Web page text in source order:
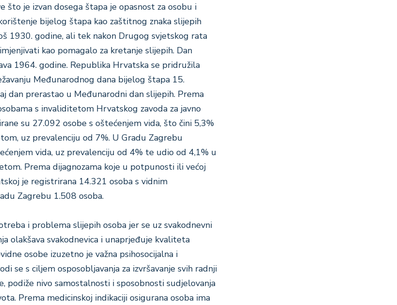
što je izvan dosega štapa je opasnost za osobu i
bijelog štapa kao zaštitnog znaka slijepih
1930. godine, ali tek nakon Drugog svjetskog rata
kao pomagalo za kretanje slijepih. Dan
1964. godine. Republika Hrvatska se pridružila
Međunarodnog dana bijelog štapa 15.
dan prerastao u Međunarodni dan slijepih. Prema
s invaliditetom Hrvatskog zavoda za javno
su 27.092 osobe s oštećenjem vida, što čini 5,3%
uz prevalenciju od 7%. U Gradu Zagrebu
vida, uz prevalenciju od 4% te udio od 4,1% u
Prema dijagnozama koje u potpunosti ili većoj
je registrirana 14.321 osoba s vidnim
Zagrebu 1.508 osoba.
i problema slijepih osoba jer se uz svakodnevni
olakšava svakodnevica i unaprjeđuje kvaliteta
osobe izuzetno je važna psihosocijalna i
se s ciljem osposobljavanja za izvršavanje svih radnji
podiže nivo samostalnosti i sposobnosti sudjelovanja
Prema medicinskoj indikaciji osigurana osoba ima